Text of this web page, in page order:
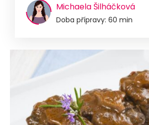
Michaela Šilháčková
Doba přípravy: 60 min